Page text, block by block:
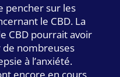
pencher sur les
le CBD. La
CBD pourrait avoir
nombreuses
à l’anxiété.